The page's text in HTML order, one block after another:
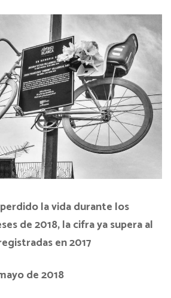
la vida durante los
de 2018, la cifra ya supera al
en 2017
de 2018